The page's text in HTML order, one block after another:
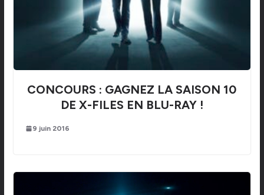
CONCOURS : GAGNEZ LA SAISON 10
DE X-FILES EN BLU-RAY !
9 juin 2016